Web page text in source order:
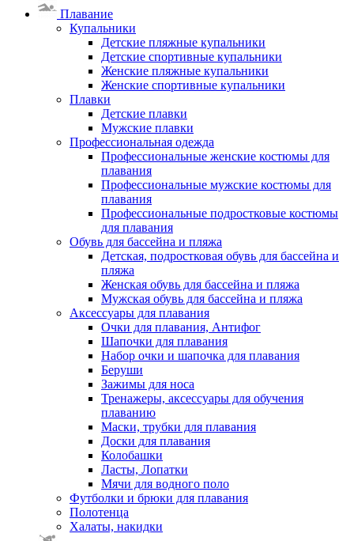
Плавание
Купальники
Детские пляжные купальники
Детские спортивные купальники
Женские пляжные купальники
Женские спортивные купальники
Плавки
Детские плавки
Мужские плавки
Профессиональная одежда
Профессиональные женские костюмы для
плавания
Профессиональные мужские костюмы для
плавания
Профессиональные подростковые костюмы
для плавания
Обувь для бассейна и пляжа
Детская, подростковая обувь для бассейна и
пляжа
Женская обувь для бассейна и пляжа
Мужская обувь для бассейна и пляжа
Аксессуары для плавания
Очки для плавания, Антифог
Шапочки для плавания
Набор очки и шапочка для плавания
Беруши
Зажимы для носа
Тренажеры, аксессуары для обучения
плаванию
Маски, трубки для плавания
Доски для плавания
Колобашки
Ласты, Лопатки
Мячи для водного поло
Футболки и брюки для плавания
Полотенца
Халаты, накидки